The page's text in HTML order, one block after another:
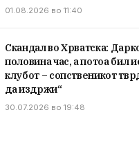
01.08.2026 во 11:40
Скандал во Хрватска:
половина час, а потоа бил
клубот – сопственикот
да издржи“
30.07.2026 во 19:48